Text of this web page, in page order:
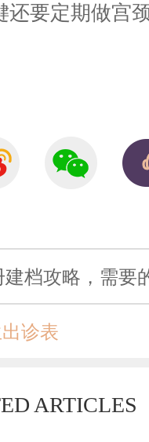
还要定期做宫
建档攻略，需要
诊表
ARTICLES